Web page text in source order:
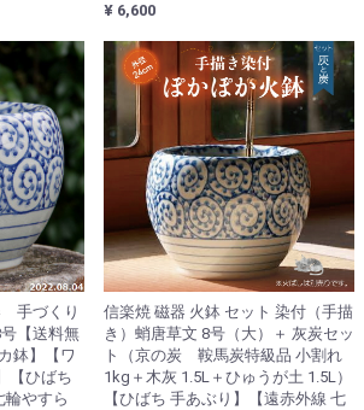
¥ 6,600
手づくり
【送料無
鉢】【ワ
【ひばち
輪やすら
信楽焼 磁器 火鉢 セット 染付（手描
き）蛸唐草文 8号（大）＋ 灰炭セッ
ト（京の炭 鞍馬炭特級品 小割れ
1kg＋木灰 1.5L＋ひゅうが土 1.5L）
【ひばち 手あぶり】【遠赤外線 七